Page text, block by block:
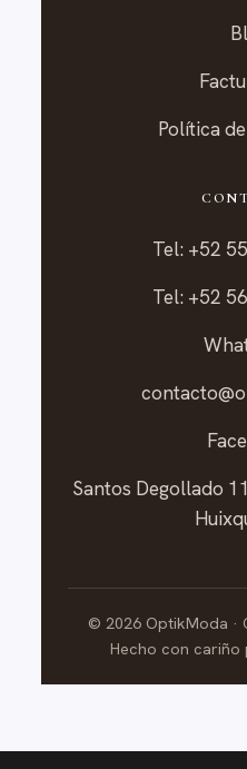
Política
Tel: +52
Tel: +52
Santos Degollado
© 2026 OptikModa ·
Hecho con cariño